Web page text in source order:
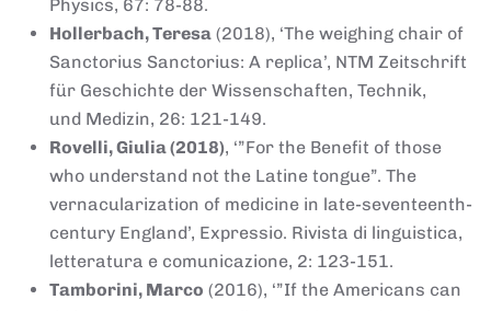
Physics, 67: 78-88.
Hollerbach, Teresa (2018), ‘The weighing chair of
Sanctorius Sanctorius: A replica’, NTM Zeitschrift
für Geschichte der Wissenschaften, Technik,
und Medizin, 26: 121-149.
Rovelli, Giulia (2018), ‘”For the Benefit of those
who understand not the Latine tongue”. The
vernacularization of medicine in late-seventeenth-
century England’, Expressio. Rivista di linguistica,
letteratura e comunicazione, 2: 123-151.
Tamborini, Marco (2016), ‘”If the Americans can